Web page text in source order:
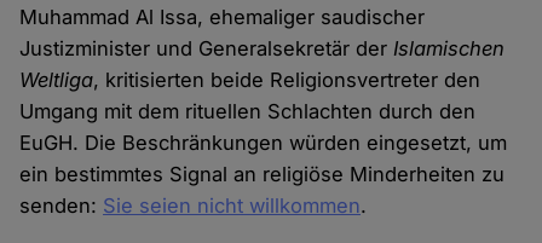
Muhammad Al Issa, ehemaliger saudischer
Justizminister und Generalsekretär derIslamischen
Weltliga, kritisierten beide Religionsvertreter den
Umgang mit dem rituellen Schlachten durch den
EuGH. Die Beschränkungen würden eingesetzt, um
ein bestimmtes Signal an religiöse Minderheiten zu
senden: Sie seien nicht willkommen.